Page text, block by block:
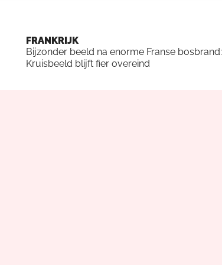
FRANKRIJK
Bijzonder beeld na enorme Franse bosbrand:
Kruisbeeld blijft fier overeind